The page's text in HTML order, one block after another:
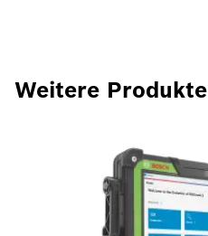
Weitere Produkte